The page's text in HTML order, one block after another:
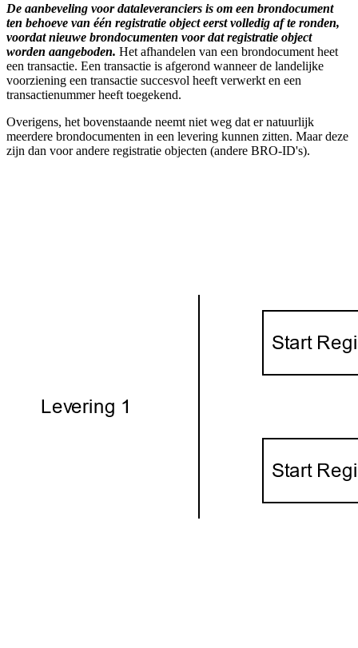
De aanbeveling voor dataleveranciers is om een brondocument
ten behoeve van één registratie object eerst volledig af te ronden,
voordat nieuwe brondocumenten voor dat registratie object
worden aangeboden. Het afhandelen van een brondocument heet
een transactie. Een transactie is afgerond wanneer de landelijke
voorziening een transactie succesvol heeft verwerkt en een
transactienummer heeft toegekend.
Overigens, het bovenstaande neemt niet weg dat er natuurlijk
meerdere brondocumenten in een levering kunnen zitten. Maar deze
zijn dan voor andere registratie objecten (andere BRO-ID's).